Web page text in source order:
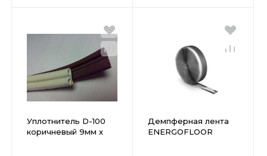
Уплотнитель D-100
коричневый 9мм х
Демпферная лента
ENERGOFLOOR